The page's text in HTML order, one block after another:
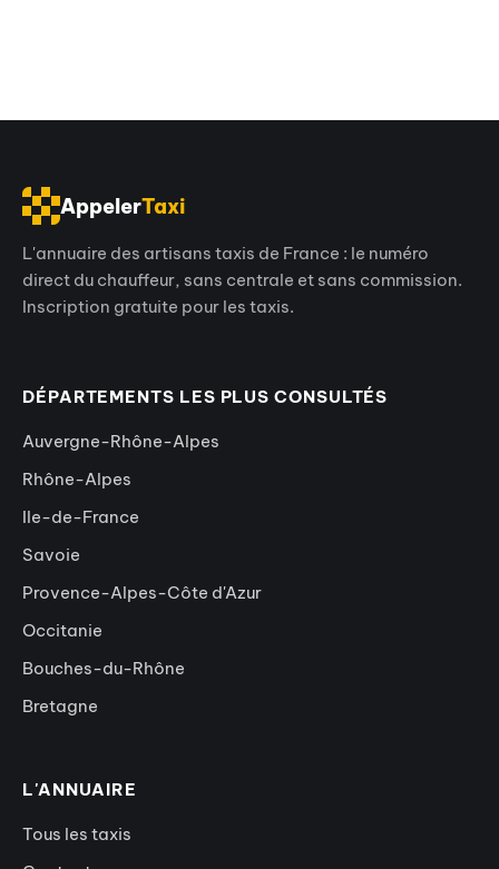
AppelerTaxi
L'annuaire des artisans taxis de France : le numéro
direct du chauffeur, sans centrale et sans commission.
Inscription gratuite pour les taxis.
DÉPARTEMENTS LES PLUS CONSULTÉS
Auvergne-Rhône-Alpes
Rhône-Alpes
Ile-de-France
Savoie
Provence-Alpes-Côte d'Azur
Occitanie
Bouches-du-Rhône
Bretagne
L'ANNUAIRE
Tous les taxis